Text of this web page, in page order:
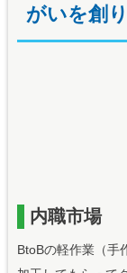
がいを創り
内職市場
BtoBの軽作業（手